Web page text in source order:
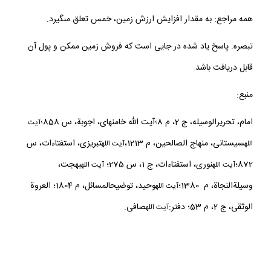
همه مراجع: به مقدار افزايش ارزش زمين، خمس تعلق مى‏گيرد.
تبصره. پاسخ ياد شده در جايى است كه فروش زمين ممكن و پول آن
قابل دريافت باشد.
منبع:
امام، تحريرالوسيله، ج 2، م 8؛آيت الله خامنه‏اى، اجوبة، س 858؛
آيت
اللهسيستانى، منهاج الصالحين، م 1213، آيت اللهتبريزى، استفتاءات، س
872؛ آيت اللهنورى، استفتاءات، ج 1، س 275؛ آيت اللهبهجت،
وسيلةالنجاة، م 1380؛
آيت الله
وحيد، توضيح‏المسائل، م 1804؛ العروة
الوثقى، ج 2، م 53؛ دفتر:
آيت اللهصافى.